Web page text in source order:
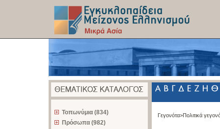
Τοπωνύμια (834)
Πρόσωπα (982)
Γεγονότα>Πολιτικά